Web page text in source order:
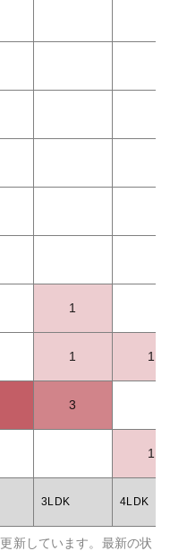
1
1 1
3
1
3LDK 4LDK
新しています。最新の状